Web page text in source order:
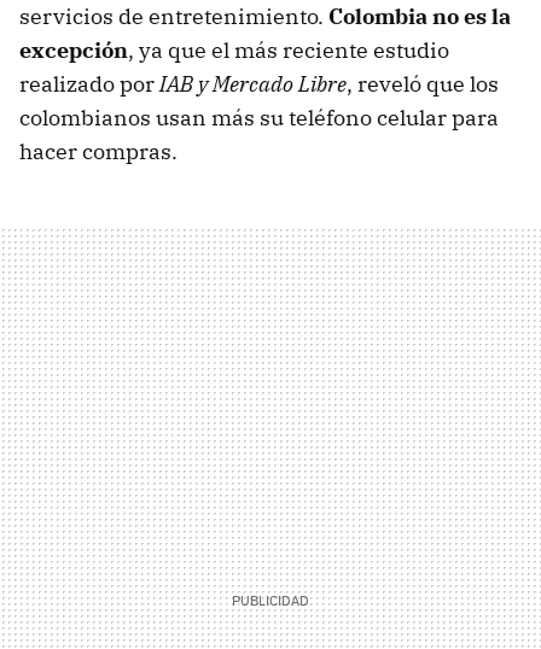
servicios de entretenimiento. Colombia no es la
excepción, ya que el más reciente estudio
realizado porIAB y Mercado Libre, reveló que los
colombianos usan más su teléfono celular para
hacer compras.